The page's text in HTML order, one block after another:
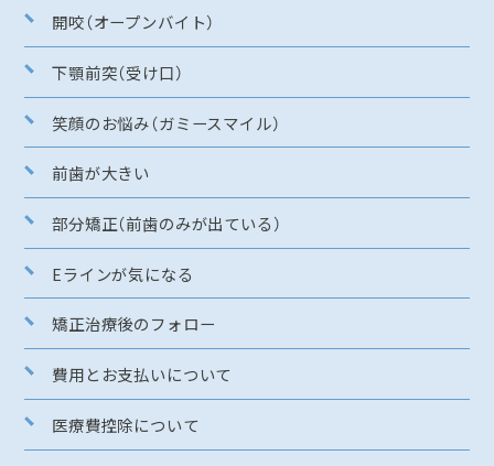
開咬（オープンバイト）
下顎前突（受け口）
笑顔のお悩み（ガミースマイル）
前歯が大きい
部分矯正（前歯のみが出ている）
Eラインが気になる
矯正治療後のフォロー
費用とお支払いについて
医療費控除について